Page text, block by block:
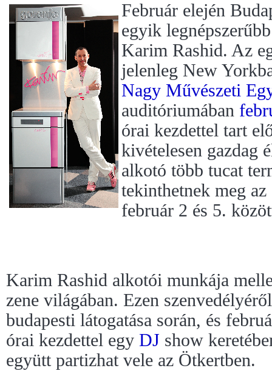
Február elején
egyik
Karim Rashid. Az
jelenleg New
Nagy Művészeti
auditóriumában
órai kezdettel tart
kivételesen gazdag
alkotó több tucat
tekinthetnek meg
február 2 és 5.
Karim Rashid alkotói munkája
zene világában. Ezen
budapesti látogatása során, és
órai kezdettel egy DJ show
együtt partizhat vele az Ötkertben.